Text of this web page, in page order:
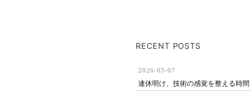
RECENT POSTS
2026-05-07
連休明け、技術の感覚を整える時間